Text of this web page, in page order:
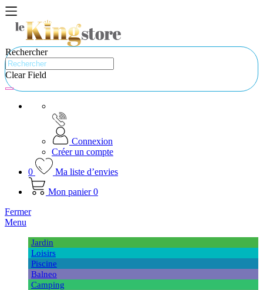
Rechercher
Clear Field
Connexion
Créer un compte
0
Ma liste d’envies
Mon panier 0
Fermer
Menu
Jardin
Loisirs
Piscine
Balneo
Camping